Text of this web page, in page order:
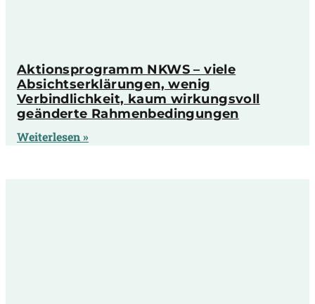
Aktionsprogramm NKWS – viele
Absichtserklärungen, wenig
Verbindlichkeit, kaum wirkungsvoll
geänderte Rahmenbedingungen
Weiterlesen »